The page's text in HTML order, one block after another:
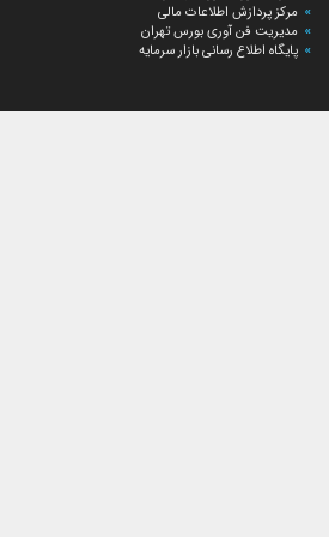
مرکز پردازش اطلاعات مالی
مدیریت فن آوری بورس تهران
پایگاه اطلاع رسانی بازار سرمایه
ارتباط با صندوق